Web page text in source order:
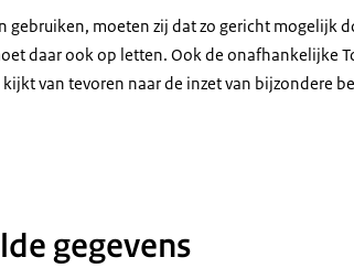
gebruiken, moeten zij dat zo gericht mogelijk
daar ook op letten. Ook de onafhankelijke
van tevoren naar de inzet van bijzondere
gegevens